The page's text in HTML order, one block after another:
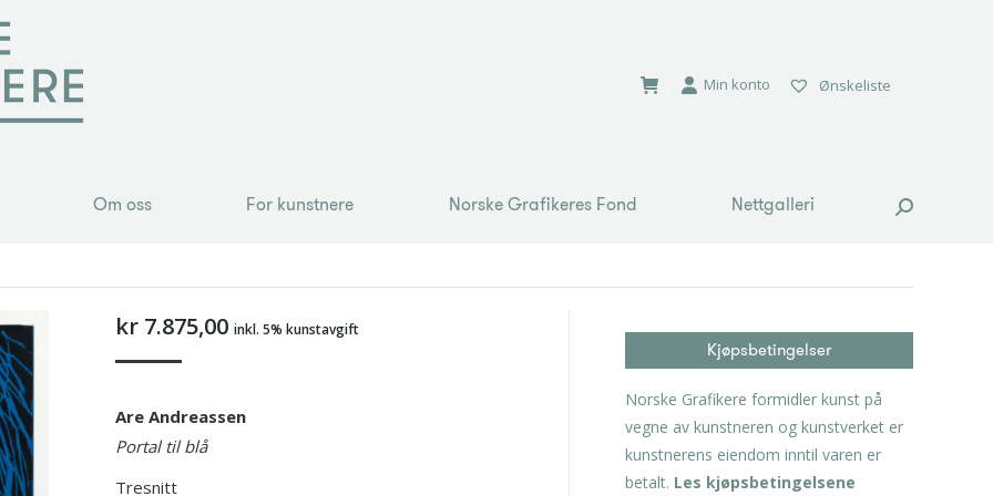
Min konto Ønskeliste
Om oss For kunstnere Norske Grafikeres Fond Nettgalleri Search:
kr7.875,00 inkl. 5% kunstavgift
Are Andreassen
Portal til blå
Tresnitt
Kjøpsbetingelser
Norske Grafikere formidler kunst på
vegne av kunstneren og kunstverket er
kunstnerens eiendom inntil varen er
betalt. Les kjøpsbetingelsene